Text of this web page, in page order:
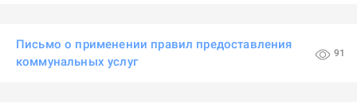
Письмо о применении правил предоставления
коммунальных услуг
91